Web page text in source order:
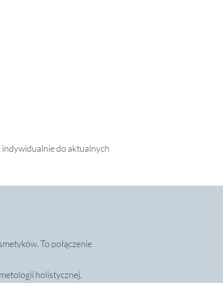
indywidualnie do aktualnych
To połączenie
holistycznej.